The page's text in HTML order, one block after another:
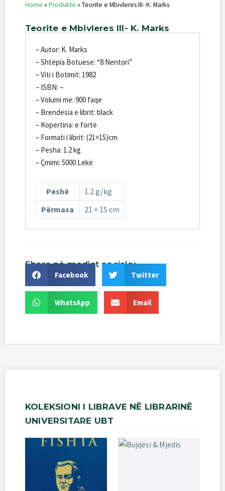
Home » Produkte » Teorite e Mbivleres III- K. Marks
Teorite e Mbivleres III- K. Marks
– Autor: K. Marks
– Shtëpia Botuese: “8 Nentori”
– Viti i Botimit: 1982
– ISBN: –
– Volumi me: 900 faqe
– Brendësia e librit: black
– Kopertina: e fortë
– Formati i librit: (21×15)cm
– Pesha: 1.2 kg
– Çmimi: 5000 Lekë
Peshë
1.2 g/kg
Përmasa
21 × 15 cm
Share në mediat sociale:
Facebook Twitter
WhatsApp Email
KOLEKSIONI I LIBRAVE NË LIBRARINË
UNIVERSITARE UBT